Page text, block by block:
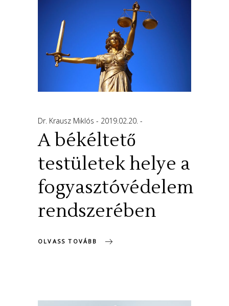
Dr. Krausz Miklós 2019.02.20.
A békéltető
testületek helye a
fogyasztóvédelem
rendszerében
OLVASS TOVÁBB